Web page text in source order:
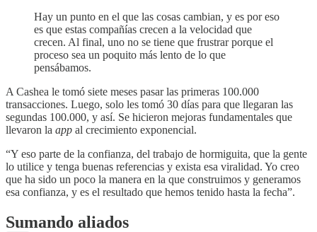
Hay un punto en el que las cosas cambian, y es por eso
es que estas compañías crecen a la velocidad que
crecen. Al final, uno no se tiene que frustrar porque el
proceso sea un poquito más lento de lo que
pensábamos.
A Cashea le tomó siete meses pasar las primeras 100.000
transacciones. Luego, solo les tomó 30 días para que llegaran las
segundas 100.000, y así. Se hicieron mejoras fundamentales que
llevaron la app al crecimiento exponencial.
“Y eso parte de la confianza, del trabajo de hormiguita, que la gente
lo utilice y tenga buenas referencias y exista esa viralidad. Yo creo
que ha sido un poco la manera en la que construimos y generamos
esa confianza, y es el resultado que hemos tenido hasta la fecha”.
Sumando aliados